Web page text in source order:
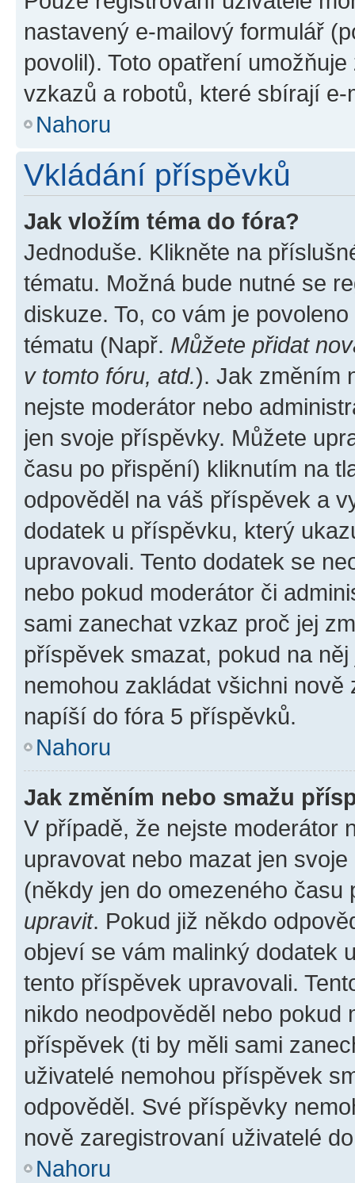
nastavený e-mailový formulář
povolil). Toto opatření
vzkazů a robotů, které sbírají e-
Nahoru
Vkládání příspěvků
Jak vložím téma do fóra?
Jednoduše. Klikněte na
tématu. Možná bude nutné se
diskuze. To, co vám je
tématu (Např. Můžete přidat
v tomto fóru, atd.). Jak změním
nejste moderátor nebo
jen svoje příspěvky. Můžete
času po přispění) kliknutím na
odpověděl na váš příspěvek a
dodatek u příspěvku, který
upravovali. Tento dodatek se
nebo pokud moderátor či
sami zanechat vzkaz proč jej
příspěvek smazat, pokud na
nemohou zakládat všichni
napíší do fóra 5 příspěvků.
Nahoru
Jak změním nebo smažu
V případě, že nejste moderátor
upravovat nebo mazat jen
(někdy jen do omezeného
upravit. Pokud již někdo
objeví se vám malinký dodatek
tento příspěvek upravovali.
nikdo neodpověděl nebo pokud
příspěvek (ti by měli sami
uživatelé nemohou příspěvek
odpověděl. Své příspěvky
nově zaregistrovaní uživatelé
Nahoru